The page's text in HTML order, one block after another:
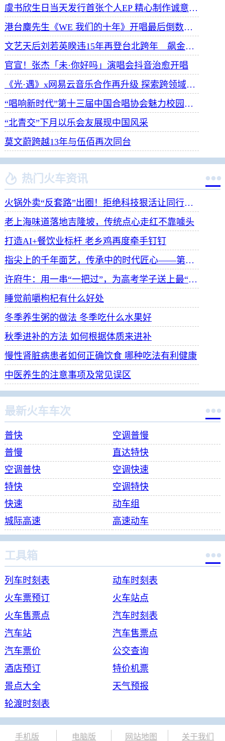
虞书欣生日当天发行首张个人EP 精心制作诚意满满
港台麋先生《WE 我们的十年》开唱最后倒数 惊喜释出10周年纪念单曲宠粉
文艺天后刘若英睽违15年再登台北跨年 飙金嗓演唱经典招牌歌掀回忆杀
官宣！张杰「未·你好吗」演唱会抖音治愈开唱
《光·遇》x网易云音乐合作再升级 探索跨领域社交新体验
“唱响新时代”第十三届中国合唱协会魅力校园合唱展演开幕
“北青交”下月以乐会友展现中国风采
莫文蔚跨越13年与伍佰再次同台
 热门火车资讯 
火锅外卖“反套路”出圈！拒绝科技狠活让同行颤抖
老上海味道落地吉隆坡，传统点心走红不靠噱头
打造AI+餐饮业标杆 老乡鸡再度牵手钉钉
指尖上的千年面艺，传承中的时代匠心——第八届“安琪酵母杯”中华发酵面食大赛武汉赛区开赛
许府牛：用一串“一把过”，为高考学子送上最“牛”祝福
睡觉前嚼枸杞有什么好处
冬季养生粥的做法 冬季吃什么水果好
秋季进补的方法 如何根据体质来进补
慢性肾脏病患者如何正确饮食 哪种吃法有利健康
中医养生的注意事项及常见误区
最新火车车次 
普快
空调普慢
普慢
直达特快
空调普快
空调快速
特快
空调特快
快速
动车组
城际高速
高速动车
工具箱 
列车时刻表
动车时刻表
火车票预订
火车站点
火车售票点
汽车时刻表
汽车站
汽车售票点
汽车票价
公交查询
酒店预订
特价机票
景点大全
天气预报
轮渡时刻表
手机版 电脑版 网站地图 关于我们